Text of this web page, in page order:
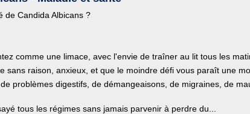
de Candida Albicans ?
comme une limace, avec l'envie de traîner au lit tous les
sans raison, anxieux, et que le moindre défi vous paraît une
problèmes digestifs, de démangeaisons, de migraines, de
tous les régimes sans jamais parvenir à perdre du...